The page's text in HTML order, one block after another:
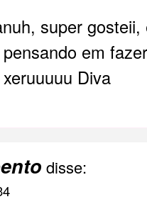
super
em
Diva
disse: